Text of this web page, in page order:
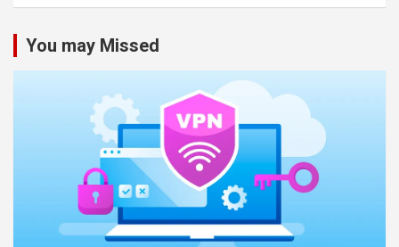
You may Missed